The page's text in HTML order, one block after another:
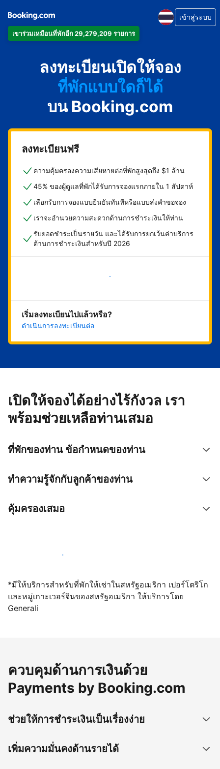
เข้าร่วมเหมือนที่พักอีก 29,279,209 รายการ
เข้าสู่ระบบ
ลงทะเบียนเปิดให้จอง
ที่พักแบบใดก็ได้
บน Booking.com
ลงทะเบียนฟรี
ความคุ้มครองความเสียหายต่อที่พักสูงสุดถึง $1 ล้าน
45% ของผู้ดูแลที่พักได้รับการจองแรกภายใน 1 สัปดาห์
เลือกรับการจองแบบยืนยันทันทีหรือแบบส่งคำขอจอง
เราจะอำนวยความสะดวกด้านการชำระเงินให้ท่าน
รับยอดชำระเป็นรายวัน และได้รับการยกเว้นค่าบริการ
ด้านการชำระเงินสำหรับปี 2026
เริ่มดำเนินการเลย
เริ่มลงทะเบียนไปแล้วหรือ?
ดำเนินการลงทะเบียนต่อ
เปิดให้จองได้อย่างไร้กังวล เรา
พร้อมช่วยเหลือท่านเสมอ
ที่พักของท่าน ข้อกำหนดของท่าน
ทำความรู้จักกับลูกค้าของท่าน
คุ้มครองเสมอ
เปิดให้จองผ่านเราตั้งแต่วันนี้
*มีให้บริการสำหรับที่พักให้เช่าในสหรัฐอเมริกา เปอร์โตริโก
และหมู่เกาะเวอร์จินของสหรัฐอเมริกา ให้บริการโดย
Generali
ควบคุมด้านการเงินด้วย
Payments by Booking.com
ช่วยให้การชำระเงินเป็นเรื่องง่าย
เพิ่มความมั่นคงด้านรายได้